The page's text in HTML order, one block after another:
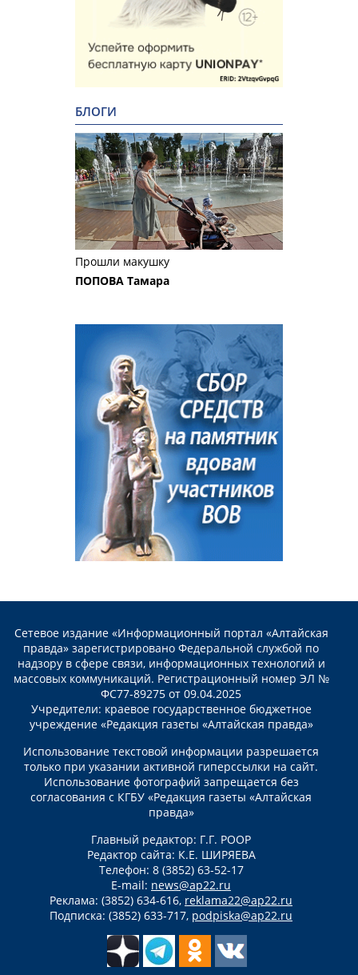
БЛОГИ
Прошли макушку
ПОПОВА Тамара
Сетевое издание «Информационный портал «Алтайская
правда» зарегистрировано Федеральной службой по
надзору в сфере связи, информационных технологий и
массовых коммуникаций. Регистрационный номер ЭЛ №
ФС77-89275 от 09.04.2025
Учредители: краевое государственное бюджетное
учреждение «Редакция газеты «Алтайская правда»
Использование текстовой информации разрешается
только при указании активной гиперссылки на сайт.
Использование фотографий запрещается без
согласования с КГБУ «Редакция газеты «Алтайская
правда»
Главный редактор: Г.Г. РООР
Редактор сайта: К.Е. ШИРЯЕВА
Телефон: 8 (3852) 63-52-17
E-mail: news@ap22.ru
Реклама: (3852) 634-616, reklama22@ap22.ru
Подписка: (3852) 633-717, podpiska@ap22.ru